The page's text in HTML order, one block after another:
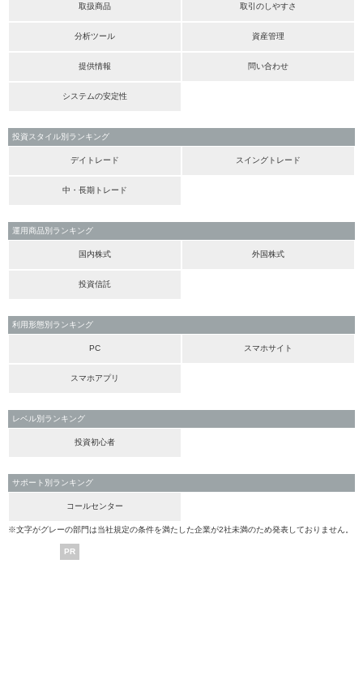
取扱商品 取引のしやすさ
分析ツール 資産管理
提供情報 問い合わせ
システムの安定性
投資スタイル別ランキング
デイトレード スイングトレード
中・長期トレード
運用商品別ランキング
国内株式 外国株式
投資信託
利用形態別ランキング
PC スマホサイト
スマホアプリ
レベル別ランキング
投資初心者
サポート別ランキング
コールセンター
※文字がグレーの部門は当社規定の条件を満たした企業が2社未満のため発表しておりません。
PR